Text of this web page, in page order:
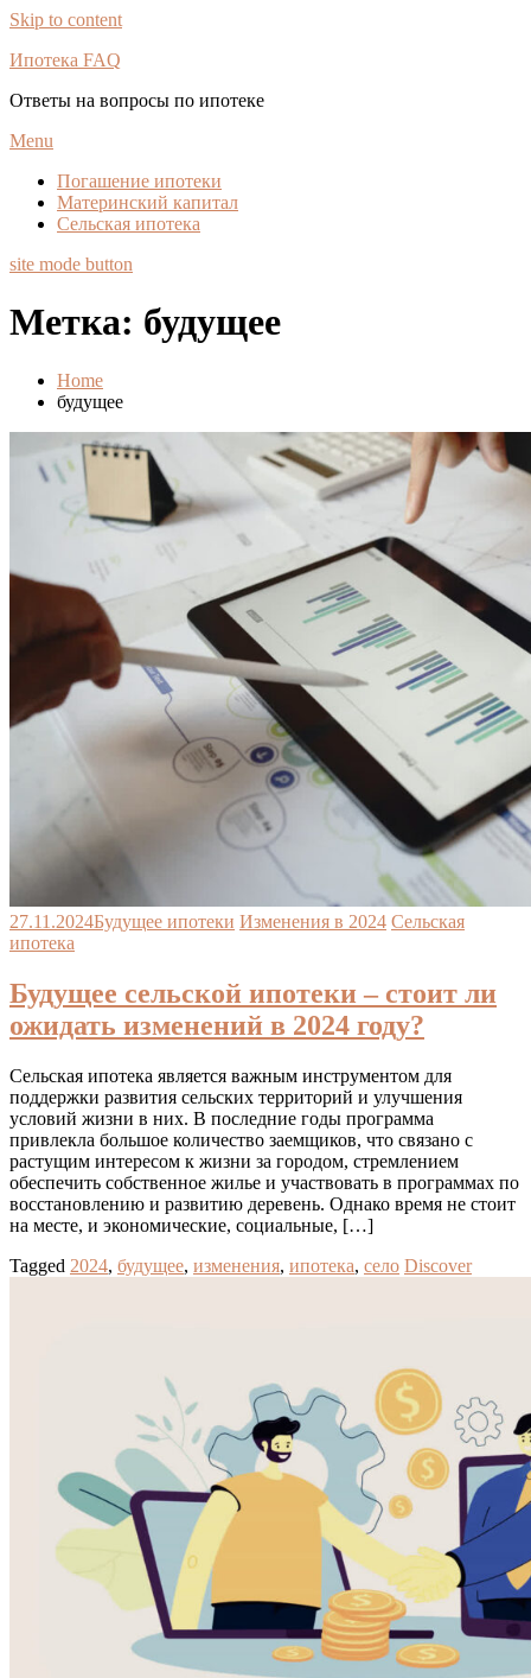
Skip to content
Ипотека FAQ
Ответы на вопросы по ипотеке
Menu
Погашение ипотеки
Материнский капитал
Сельская ипотека
site mode button
Метка: будущее
Home
будущее
27.11.2024Будущее ипотеки Изменения в 2024 Сельская
ипотека
Будущее сельской ипотеки – стоит ли
ожидать изменений в 2024 году?
Сельская ипотека является важным инструментом для
поддержки развития сельских территорий и улучшения
условий жизни в них. В последние годы программа
привлекла большое количество заемщиков, что связано с
растущим интересом к жизни за городом, стремлением
обеспечить собственное жилье и участвовать в программах по
восстановлению и развитию деревень. Однако время не стоит
на месте, и экономические, социальные, […]
Tagged 2024, будущее, изменения, ипотека, село Discover